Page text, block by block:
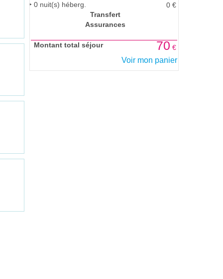
0nuit(s) héberg. 0 €
Transfert
Assurances
Montant total séjour 70 €
Voir mon panier